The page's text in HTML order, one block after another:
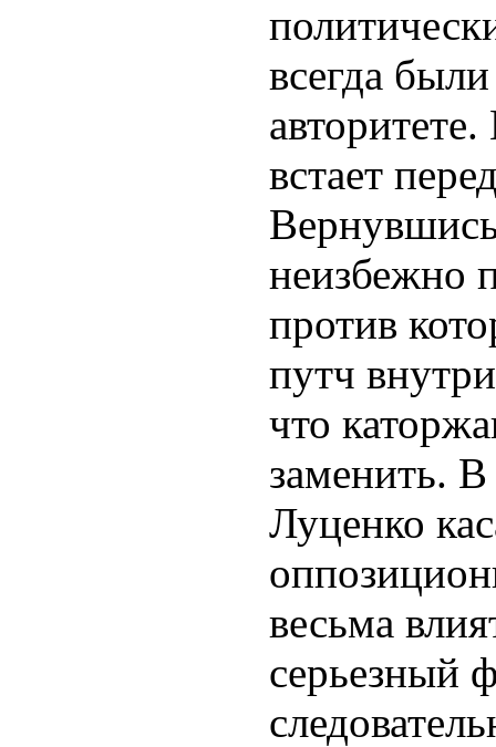
всегда
встает
неизбежно
против
путч
что
заменить.
Луценко
весьма
серьезный